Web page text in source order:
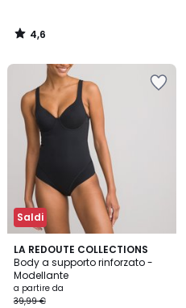
4,6
/
Saldi
LA REDOUTE COLLECTIONS
Body a supporto rinforzato -
Modellante
a partire da
39,99 €
3,8
/ 5
2
Colori